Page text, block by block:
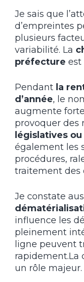
Je sais que
d’empreintes
plusieurs
variabilité. La
préfecture est
Pendant la
d’année, le
augmente
provoquer des
législatives
également les
procédures,
traitement des
Je constate
influence les
pleinement
ligne peuvent
rapidement.La
un rôle majeur.